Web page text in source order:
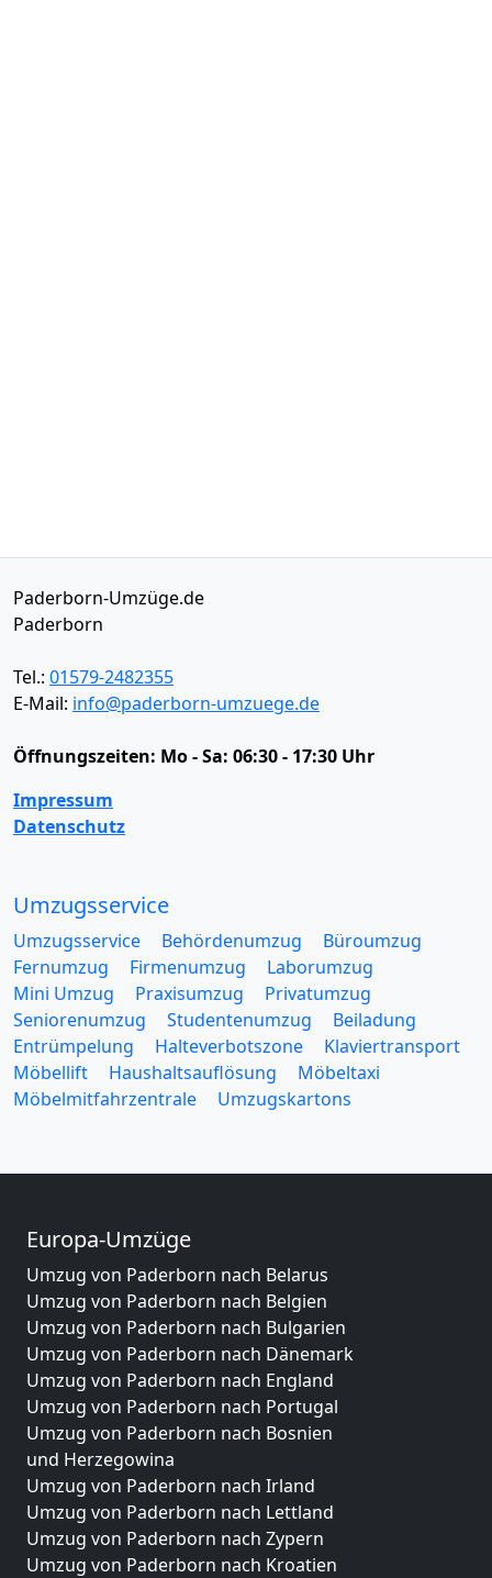
Paderborn-Umzüge.de
Paderborn
Tel.: 01579-2482355
E-Mail: info@paderborn-umzuege.de
Öffnungszeiten: Mo - Sa: 06:30 - 17:30 Uhr
Impressum
Datenschutz
Umzugsservice
Umzugsservice Behördenumzug
Büroumzug
Fernumzug
Firmenumzug
Laborumzug
Mini Umzug
Praxisumzug
Privatumzug
Seniorenumzug
Studentenumzug
Beiladung
Entrümpelung
Halteverbotszone
Klaviertransport
Möbellift
Haushaltsauflösung
Möbeltaxi
Möbelmitfahrzentrale
Umzugskartons
Europa-Umzüge
Umzug von Paderborn nach Belarus
Umzug von Paderborn nach Belgien
Umzug von Paderborn nach Bulgarien
Umzug von Paderborn nach Dänemark
Umzug von Paderborn nach England
Umzug von Paderborn nach Portugal
Umzug von Paderborn nach Bosnien
und Herzegowina
Umzug von Paderborn nach Irland
Umzug von Paderborn nach Lettland
Umzug von Paderborn nach Zypern
Umzug von Paderborn nach Kroatien